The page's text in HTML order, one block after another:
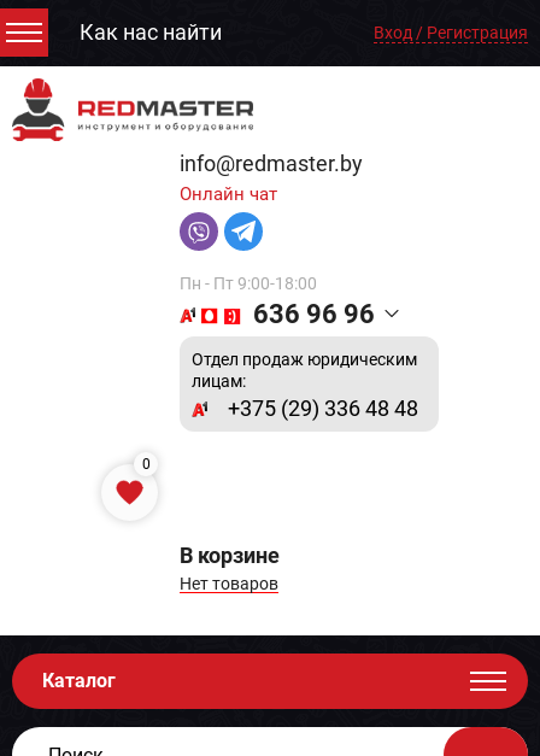
Как нас найти Вход / Регистрация
info@redmaster.by
Онлайн чат
Пн - Пт 9:00-18:00
636 96 96
Отдел продаж юридическим
лицам:
+375 (29) 336 48 48
0
В корзине
Нет товаров
Каталог